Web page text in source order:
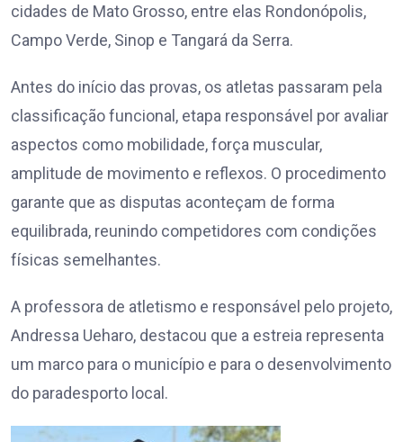
cidades de Mato Grosso, entre elas Rondonópolis,
Campo Verde, Sinop e Tangará da Serra.
Antes do início das provas, os atletas passaram pela
classificação funcional, etapa responsável por avaliar
aspectos como mobilidade, força muscular,
amplitude de movimento e reflexos. O procedimento
garante que as disputas aconteçam de forma
equilibrada, reunindo competidores com condições
físicas semelhantes.
A professora de atletismo e responsável pelo projeto,
Andressa Ueharo, destacou que a estreia representa
um marco para o município e para o desenvolvimento
do paradesporto local.